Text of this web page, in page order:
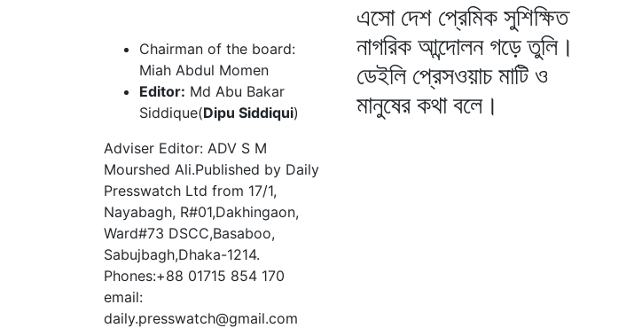
Chairman of the board:
Miah Abdul Momen
Editor: Md Abu Bakar
Siddique(Dipu Siddiqui)
Adviser Editor: ADV S M
Mourshed Ali.Published by Daily
Presswatch Ltd from 17/1,
Nayabagh, R#01,Dakhingaon,
Ward#73 DSCC,Basaboo,
Sabujbagh,Dhaka-1214.
Phones:+88 01715 854 170
email:
daily.presswatch@gmail.com
এসো দেশ প্রেমিক সুশিক্ষিত
নাগরিক আন্দোলন গড়ে তুলি।
ডেইলি প্রেসওয়াচ মাটি ও
মানুষের কথা বলে।